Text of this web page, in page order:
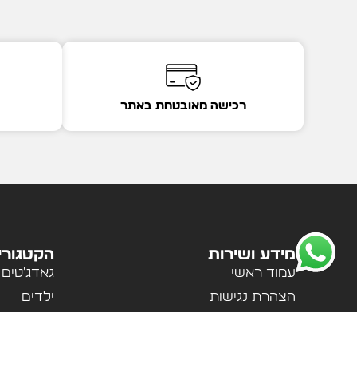
רכישה מאובטחת באתר
מידע ושירות
עמוד ראשי
הצהרת נגישות
גאדג'טים
ילדים